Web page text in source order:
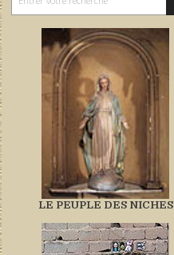
LE PEUPLE DES NICHES